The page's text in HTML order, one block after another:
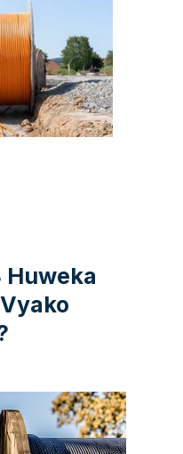
Huweka